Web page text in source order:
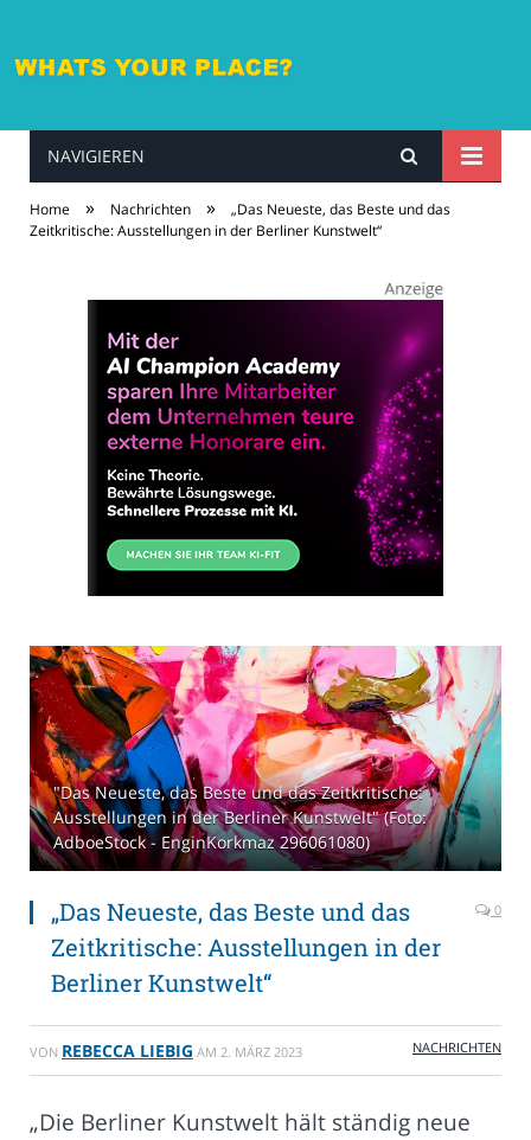
whatsyourplace.de
NAVIGIEREN
Home » Nachrichten »
„Das Neueste, das Beste und das
Zeitkritische: Ausstellungen in der Berliner Kunstwelt“
"Das Neueste, das Beste und das Zeitkritische:
Ausstellungen in der Berliner Kunstwelt" (Foto:
AdboeStock - EnginKorkmaz 296061080)
„Das Neueste, das Beste und das
Zeitkritische: Ausstellungen in der
Berliner Kunstwelt“
0
VON REBECCA LIEBIG AM 2. MÄRZ 2023 NACHRICHTEN
„Die Berliner Kunstwelt hält ständig neue